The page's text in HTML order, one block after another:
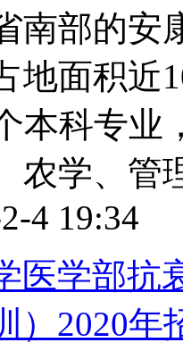
南部的安
地面积近
本科专业
农学、管
4 19:34
医学部抗
）2020年